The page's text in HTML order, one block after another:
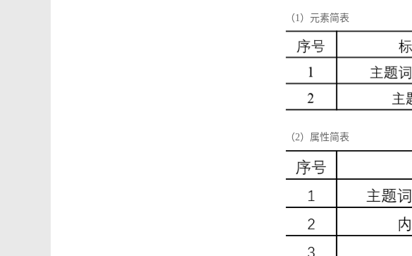
（1）元素简表
（2）属性简表